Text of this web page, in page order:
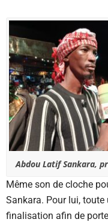
Abdou Latif Sankara,
Même son de cloche
Sankara. Pour lui,
finalisation afin de